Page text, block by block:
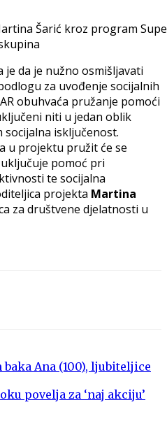
Šarić kroz program
je da je nužno osmišljavati
za uvođenje socijalnih
obuhvaća pružanje pomoći
niti u jedan oblik
isključenost.
u projektu pružit će se
pomoć pri
te socijalna
projekta Martina
za društvene djelatnosti u
baka Ana (100), ljubiteljice
povelja za ‘naj akciju’